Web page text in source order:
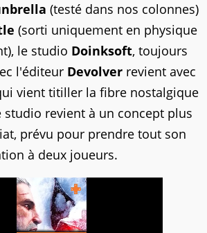
(testé dans nos colonnes)
(sorti uniquement en physique
le studio Doinksoft, toujours
l'éditeur Devolver revient avec
vient titiller la fibre nostalgique
studio revient à un concept plus
prévu pour prendre tout son
à deux joueurs.